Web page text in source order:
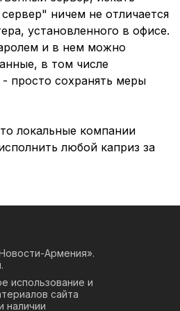
ничем не отличается
установленного в офисе.
и в нем можно
в том числе
просто сохранять меры
локальные компании
любой каприз за
Армения».
использование и
сайта
наличии